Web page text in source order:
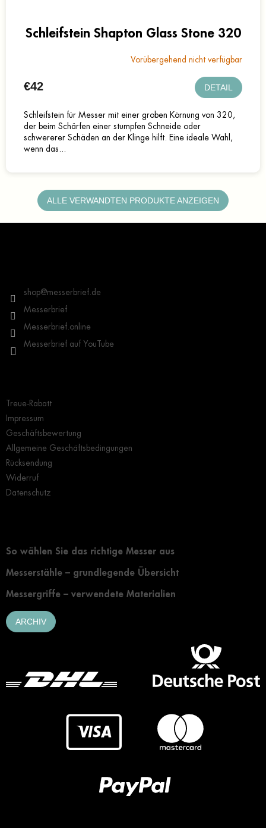
Schleifstein Shapton Glass Stone 320
Vorübergehend nicht verfügbar
€42 DETAIL
Schleifstein für Messer mit einer groben Körnung von 320,
der beim Schärfen einer stumpfen Schneide oder
schwererer Schäden an der Klinge hilft. Eine ideale Wahl,
wenn das...
ALLE VERWANDTEN PRODUKTE ANZEIGEN
shop@messerbrief.de
Messerbrief
Messerbrief.online
Messerbrief auf YouTube
Treue-Rabatt
Impressum
Geschäftsbewertung
Allgemeine Geschäftsbedingungen
Rücksendung
Widerruf
Datenschutz
So wählen Sie das richtige Messer aus
Messerstähle – grundlegende Übersicht
Messergriffe – verwendete Materialien
ARCHIV